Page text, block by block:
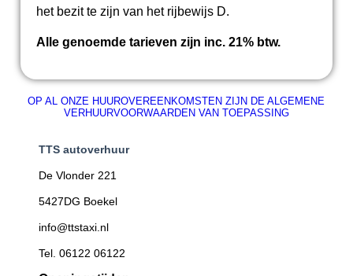
het bezit te zijn van het rijbewijs D.
Alle genoemde tarieven zijn inc. 21% btw.
OP AL ONZE HUUROVEREENKOMSTEN ZIJN DE ALGEMENE
VERHUURVOORWAARDEN VAN TOEPASSING
TTS autoverhuur
De Vlonder 221
5427DG Boekel
info@ttstaxi.nl
Tel. 06122 06122